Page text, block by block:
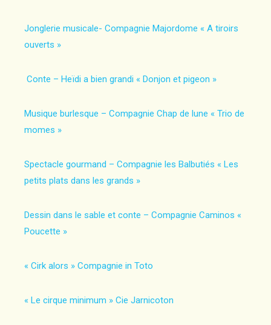
Jonglerie musicale- Compagnie Majordome « A tiroirs
ouverts »
Conte – Heïdi a bien grandi « Donjon et pigeon »
Musique burlesque – Compagnie Chap de lune « Trio de
momes »
Spectacle gourmand – Compagnie les Balbutiés « Les
petits plats dans les grands »
Dessin dans le sable et conte – Compagnie Caminos «
Poucette »
« Cirk alors » Compagnie in Toto
« Le cirque minimum » Cie Jarnicoton